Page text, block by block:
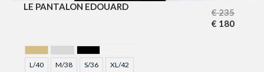
LE PANTALON EDOUARD
€235
€ 180
DOREGRISNOIR
L/40 M/38 S/36 XL/42